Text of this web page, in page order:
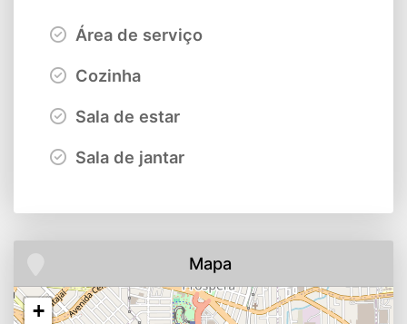
Área de serviço
Cozinha
Sala de estar
Sala de jantar
Mapa
+